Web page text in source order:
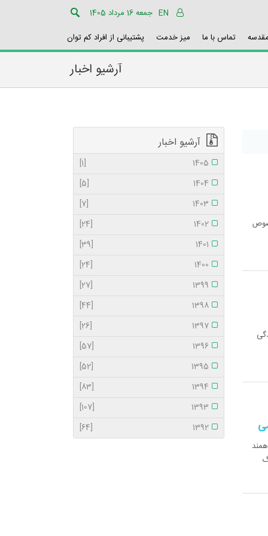
جمعه 16 مرداد 1405 EN
تماس با ما میز خدمت پشتیبانی از افراد کم توان
آرشیو اخبار
آرشیو اخبار
1405
[1]
1404
[5]
1403
[7]
1402
[24]
1401
[39]
1400
[24]
1399
[27]
1398
[44]
1397
[26]
1396
[57]
1395
[52]
1394
[83]
1393
[107]
1392
[64]